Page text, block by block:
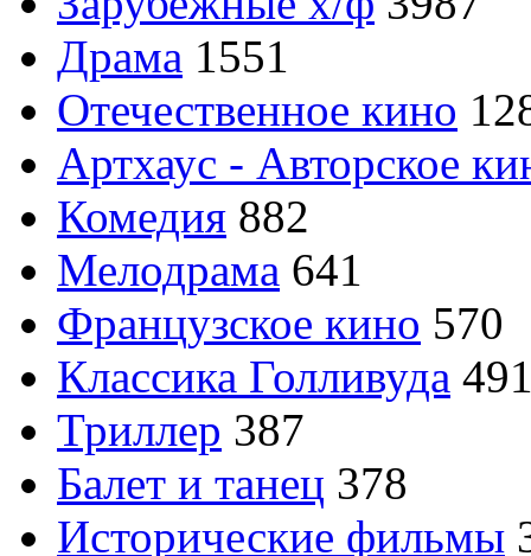
Драма 1551
Отечественное кино
Артхаус - Авторское
Комедия 882
Мелодрама 641
Французское кино 570
Классика Голливуда
Триллер 387
Балет и танец 378
Исторические фильмы